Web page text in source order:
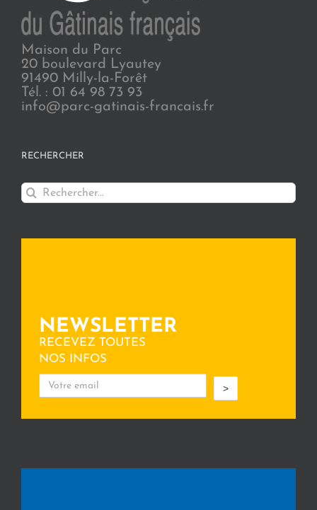
Maison du Parc
20 boulevard Lyautey
91490 Milly-la-Forêt
Tél. : 01 64 98 73 93
info@parc-gatinais-francais.fr
RECHERCHER
Rechercher:
NEWSLETTER
RECEVEZ TOUTES
NOS INFOS
>